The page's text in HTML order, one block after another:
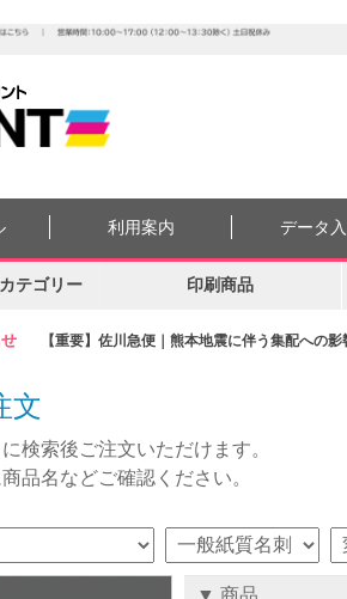
【重要】佐川急便｜熊本地震に伴う集配への
利用案内 データ
テゴリー 印刷商品
文
検索後ご注文いただけます。
品名などご確認ください。
▼ 商品